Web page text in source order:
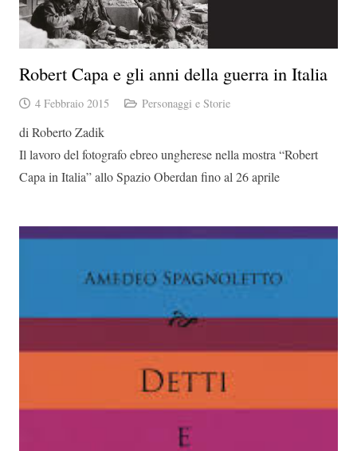
Robert Capa e gli anni della guerra in Italia
4 Febbraio 2015 Personaggi e Storie
di Roberto Zadik
Il lavoro del fotografo ebreo ungherese nella mostra “Robert
Capa in Italia” allo Spazio Oberdan fino al 26 aprile